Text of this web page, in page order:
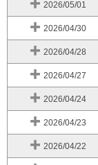
2026/05/01
2026/04/30
2026/04/28
2026/04/27
2026/04/24
2026/04/23
2026/04/22